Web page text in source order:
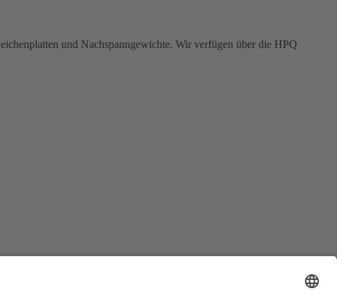
und Nachspanngewichte. Wir verfügen über die HPQ